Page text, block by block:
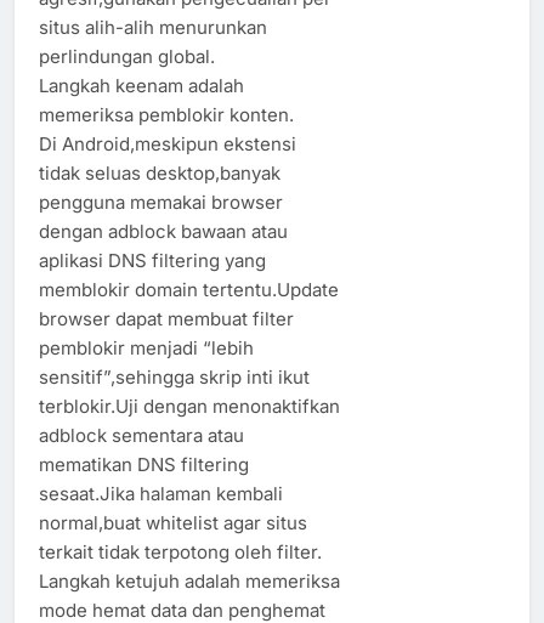
situs alih-alih menurunkan
perlindungan global.
Langkah keenam adalah
memeriksa pemblokir konten.
Di Android,meskipun ekstensi
tidak seluas desktop,banyak
pengguna memakai browser
dengan adblock bawaan atau
aplikasi DNS filtering yang
memblokir domain tertentu.Update
browser dapat membuat filter
pemblokir menjadi “lebih
sensitif”,sehingga skrip inti ikut
terblokir.Uji dengan menonaktifkan
adblock sementara atau
mematikan DNS filtering
sesaat.Jika halaman kembali
normal,buat whitelist agar situs
terkait tidak terpotong oleh filter.
Langkah ketujuh adalah memeriksa
mode hemat data dan penghemat